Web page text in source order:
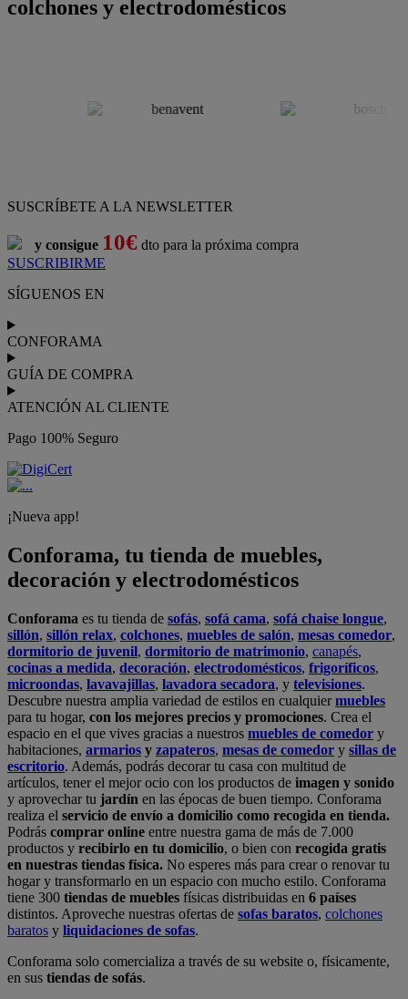
colchones y electrodomésticos
SUSCRÍBETE A LA NEWSLETTER
y consigue 10€ dto para la próxima compra
SUSCRIBIRME
SÍGUENOS EN
CONFORAMA
GUÍA DE COMPRA
ATENCIÓN AL CLIENTE
Pago 100% Seguro
¡Nueva app!
Conforama, tu tienda de muebles,
decoración y electrodomésticos
Conforama es tu tienda de sofás, sofá cama, sofá chaise longue,
sillón, sillón relax, colchones, muebles de salón, mesas comedor,
dormitorio de juvenil, dormitorio de matrimonio, canapés,
cocinas a medida, decoración, electrodomésticos, frigoríficos,
microondas, lavavajillas, lavadora secadora, y televisiones.
Descubre nuestra amplia variedad de estilos en cualquiermuebles
para tu hogar, con los mejores precios y promociones. Crea el
espacio en el que vives gracias a nuestros muebles de comedor y
habitaciones, armarios y zapateros, mesas de comedor y sillas de
escritorio. Además, podrás decorar tu casa con multitud de
artículos, tener el mejor ocio con los productos de imagen y sonido
y aprovechar tu jardín en las épocas de buen tiempo. Conforama
realiza el servicio de envío a domicilio como recogida en tienda.
Podrás comprar online entre nuestra gama de más de 7.000
productos y recibirlo en tu domicilio, o bien con recogida gratis
en nuestras tiendas física. No esperes más para crear o renovar tu
hogar y transformarlo en un espacio con mucho estilo. Conforama
tiene 300 tiendas de muebles físicas distribuidas en 6 países
distintos. Aproveche nuestras ofertas de sofas baratos, colchones
baratos y liquidaciones de sofas.
Conforama solo comercializa a través de su website o, físicamente,
en sus tiendas de sofás.